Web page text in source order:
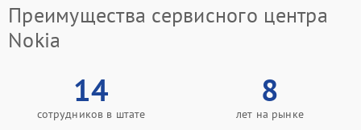
Преимущества сервисного центра
Nokia
14
сотрудников в штате
8
лет на рынке